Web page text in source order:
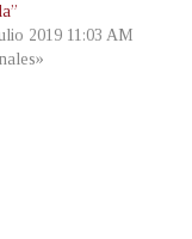
2019 11:03 AM